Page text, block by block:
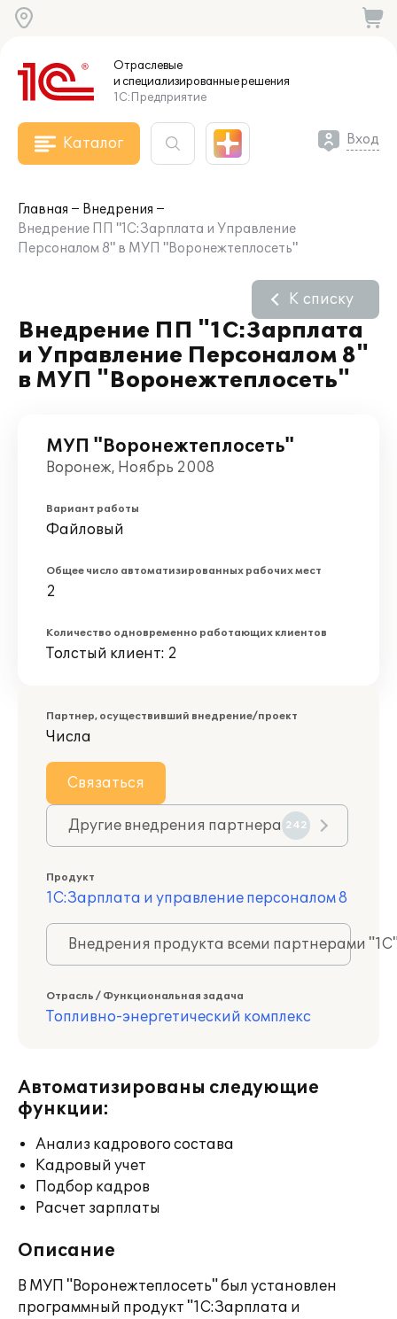
Отраслевые
и специализированныерешения
1С:Предприятие
Каталог Вход
Главная
Внедрения
Внедрение ПП "1С:Зарплата и Управление
Персоналом 8" в МУП "Воронежтеплосеть"
Внедрение ПП "1С:Зарплата
и Управление Персоналом 8"
в МУП "Воронежтеплосеть"
К списку
МУП "Воронежтеплосеть"
Воронеж, Ноябрь 2008
Вариант работы
Файловый
Общее число автоматизированных рабочих мест
2
Количество одновременно работающих клиентов
Толстый клиент: 2
Партнер, осуществивший внедрение/проект
Числа
Связаться
Другие внедрения партнера 242
Продукт
1С:Зарплата и управление персоналом 8
Внедрения продукта всеми партнерами
Отрасль / Функциональная задача
Топливно-энергетический комплекс
Автоматизированы следующие
функции:
Анализ кадрового состава
Кадровый учет
Подбор кадров
Расчет зарплаты
Описание
В МУП "Воронежтеплосеть" был установлен
программный продукт "1С:Зарплата и